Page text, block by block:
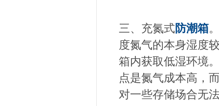
三、充氮式防潮箱
度氮气的本身湿度
箱内获取低湿环境
点是氮气成本高，
对一些存储场合无